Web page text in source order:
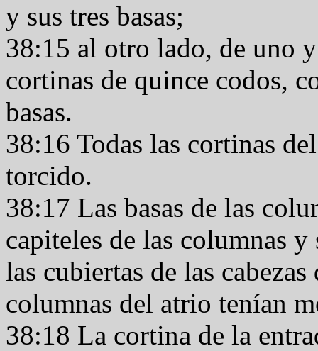
y sus tres basas;
38:15 al otro lado, de uno
cortinas de quince codos,
basas.
38:16 Todas las cortinas
torcido.
38:17 Las basas de las
capiteles de las columnas
las cubiertas de las
columnas del atrio tenían
38:18 La cortina de la